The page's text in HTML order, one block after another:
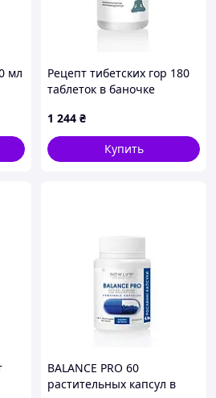
мл
Рецепт тибетских гор 180
таблеток в баночке
1 244 ₴
Купить
BALANCE PRO 60
растительных капсул в